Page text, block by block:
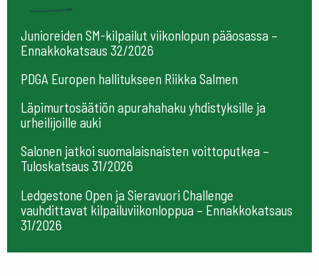
Junioreiden SM-kilpailut viikonlopun pääosassa –
Ennakkokatsaus 32/2026
PDGA Europen hallitukseen Riikka Salmen
Läpimurtosäätiön apurahahaku yhdistyksille ja
urheilijoille auki
Salonen jatkoi suomalaisnaisten voittoputkea –
Tuloskatsaus 31/2026
Ledgestone Open ja Sieravuori Challenge
vauhdittavat kilpailuviikonloppua – Ennakkokatsaus
31/2026